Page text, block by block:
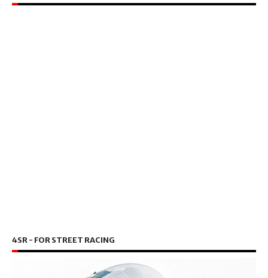
4SR - FOR STREET RACING